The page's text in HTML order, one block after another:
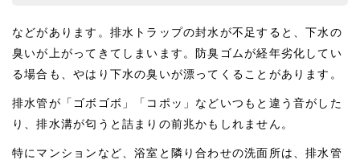
などがあります。排水トラップの封水が不足すると、下水の
臭いが上がってきてしまいます。防臭ゴムが経年劣化してい
る場合も、やはり下水の臭いが漂ってくることがあります。
排水管が「ゴボゴボ」「コポッ」などいつもと違う音がした
り、排水溝が匂うと詰まりの前兆かもしれません。
特にマンションなど、浴室と隣り合わせの洗面所は、排水管